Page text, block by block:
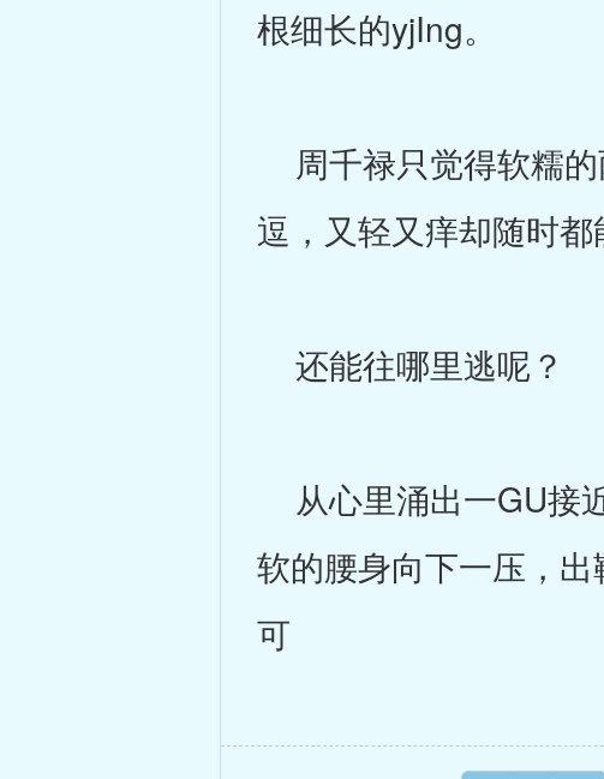
根细长的yjIng。
周千禄只觉得软糯的
逗，又轻又痒却随时都
还能往哪里逃呢？
从心里涌出一GU接
软的腰身向下一压，
可